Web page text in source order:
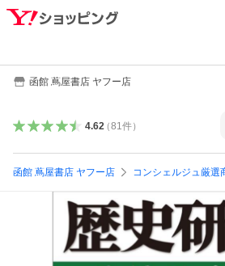
函館 蔦屋書店 ヤフー店
4.62（81件）
函館 蔦屋書店 ヤフー店 コンシェルジュ厳選